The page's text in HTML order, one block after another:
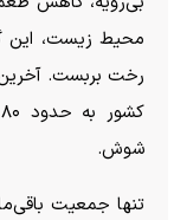
محیط زیست، این
رخت بربست. آخرین
شوش.
تنها جمعیت